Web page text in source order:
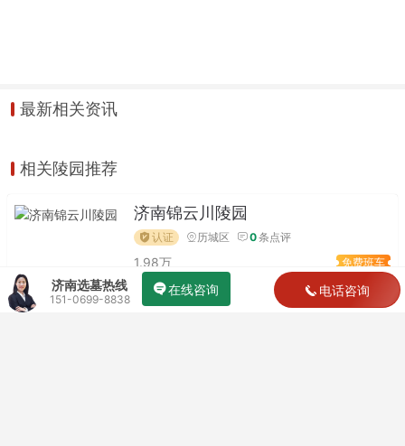
最新相关资讯
相关陵园推荐
济南锦云川陵园
认证 历城区 0条点评
1.98万 免费班车
华夏陵园
济南选墓热线
151-0699-8838
在线咨询 电话咨询